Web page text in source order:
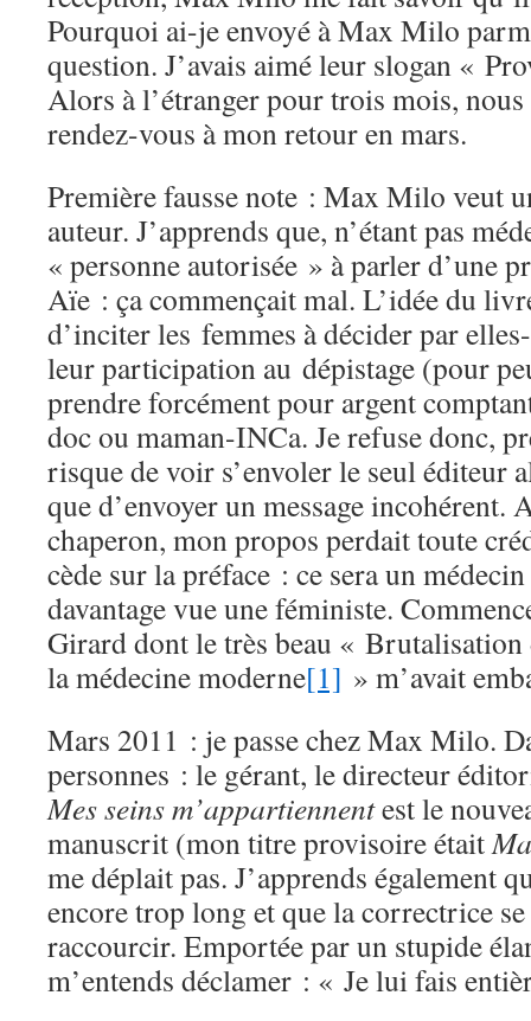
Pourquoi ai-je envoyé à Max Milo
question. J’avais aimé leur slogan «
Alors à l’étranger pour trois mois, nous
rendez-vous à mon retour en mars.
Première fausse note : Max Milo veut
auteur. J’apprends que, n’étant pas
« personne autorisée » à parler d’une
Aïe : ça commençait mal. L’idée du
d’inciter les femmes à décider par
leur participation au dépistage (pour
prendre forcément pour argent
doc ou maman-INCa. Je refuse donc,
risque de voir s’envoler le seul éditeur
que d’envoyer un message incohérent.
chaperon, mon propos perdait toute
cède sur la préface : ce sera un
davantage vue une féministe.
Girard dont le très beau «
la médecine moderne[1] » m’avait
Mars 2011 : je passe chez Max Milo.
personnes : le gérant, le directeur
Mes seins m’appartiennentest le
manuscrit (mon titre provisoire était
me déplait pas. J’apprends également
encore trop long et que la correctrice
raccourcir. Emportée par un stupide
m’entends déclamer : « Je lui fais